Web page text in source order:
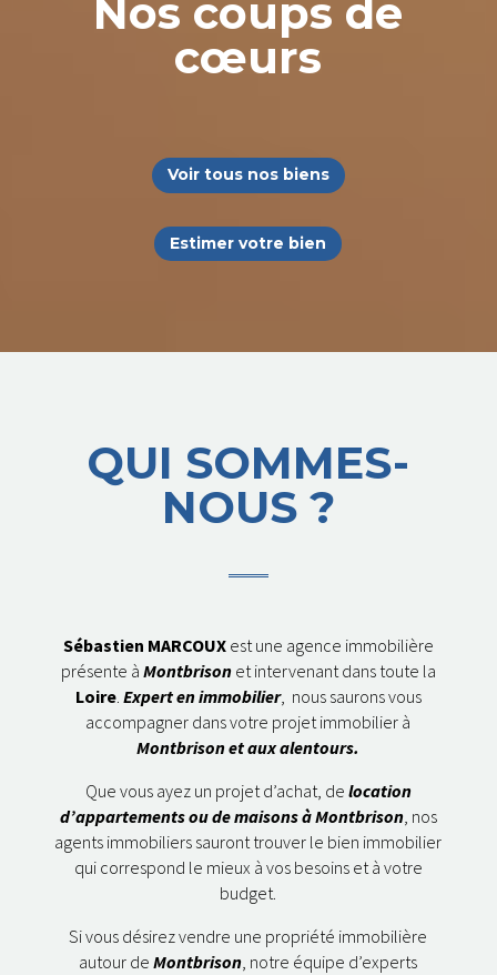
Nos coups de
cœurs
Voir tous nos biens
Estimer votre bien
QUI SOMMES-
NOUS ?
Sébastien MARCOUXest une agence immobilière
présente à Montbrisonet intervenant dans toute la
Loire. Expert en immobilier, nous saurons vous
accompagner dans votre projet immobilier à
Montbrison et aux alentours.
Que vous ayez un projet d’achat, de location
d’appartements ou de maisons à Montbrison, nos
agents immobiliers sauront trouver le bien immobilier
qui correspond le mieux à vos besoins et à votre
budget.
Si vous désirez vendre une propriété immobilière
autour deMontbrison, notre équipe d’experts